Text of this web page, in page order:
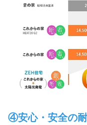
④安心・安全の